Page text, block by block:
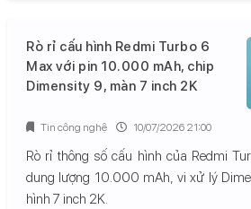
Rò rỉ cấu hình Redmi Turbo 6
Max với pin 10.000 mAh, chip
Dimensity 9, màn 7 inch 2K
Rò rỉ thông số cấu hình của Redmi
dung lượng 10.000 mAh, vi xử lý
hình 7 inch 2K.
Tin công nghệ 10/07/2026 21:00